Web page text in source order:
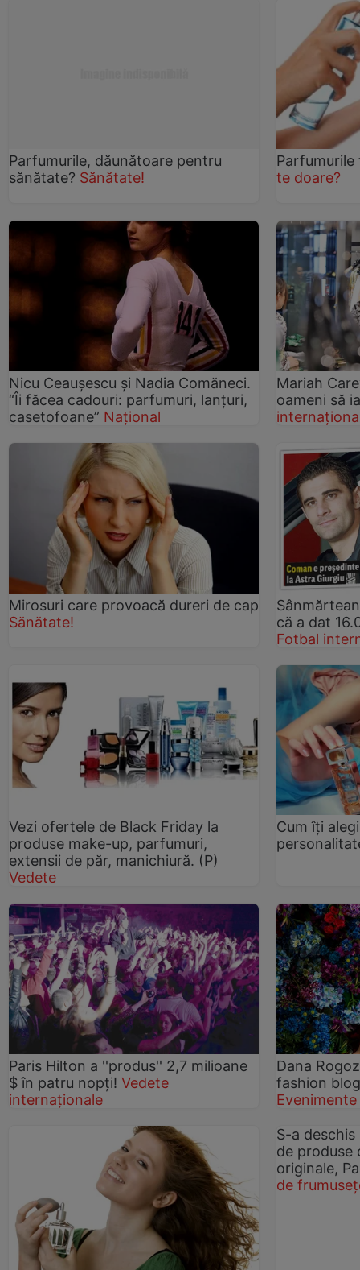
Parfumurile, dăunătoare pentru
sănătate? Sănătate!
te doare?
Nicu Ceauşescu şi Nadia Comăneci.
“Îi făcea cadouri: parfumuri, lanţuri,
casetofoane” Național
Mariah
oameni să
Mirosuri care provoacă dureri de cap
Sănătate!
că a dat
Fotbal
Vezi ofertele de Black Friday la
produse make-up, parfumuri,
extensii de păr, manichiură. (P)
Vedete
Cum îţi
Paris Hilton a ''produs'' 2,7 milioane
$ în patru nopţi! Vedete
internaționale
Dana
fashion
Evenimente
S-a
de produse
originale,
de